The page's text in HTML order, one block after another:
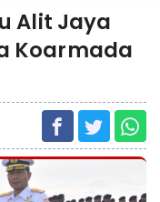
Alit Jaya
Koarmada